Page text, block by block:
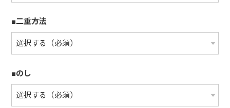
■二重方法
■のし